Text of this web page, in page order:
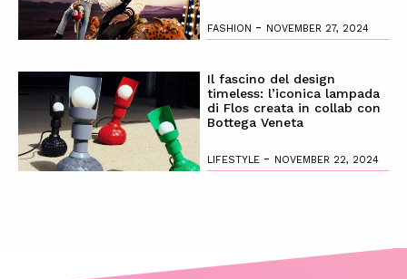
FASHION - NOVEMBER 27, 2024
Il fascino del design
timeless: l’iconica lampada
di Flos creata in collab con
Bottega Veneta
LIFESTYLE - NOVEMBER 22, 2024